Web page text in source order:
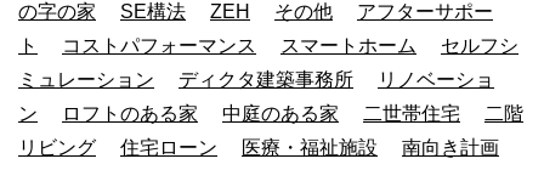
の字の家
SE構法 ZEH その他
アフターサポー
ト
コストパフォーマンス スマートホーム
セルフシ
ミュレーション
ディクタ建築事務所
リノベーショ
ン
ロフトのある家 中庭のある家 二世帯住宅
二階
リビング
住宅ローン 医療・福祉施設
南向き計画